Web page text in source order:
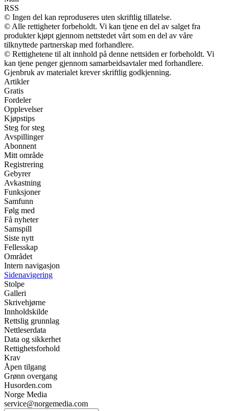
RSS
© Ingen del kan reproduseres uten skriftlig tillatelse.
© Alle rettigheter forbeholdt. Vi kan tjene en del av salget fra
produkter kjøpt gjennom nettstedet vårt som en del av våre
tilknyttede partnerskap med forhandlere.
© Rettighetene til alt innhold på denne nettsiden er forbeholdt. Vi
kan tjene penger gjennom samarbeidsavtaler med forhandlere.
Gjenbruk av materialet krever skriftlig godkjenning.
Artikler
Gratis
Fordeler
Opplevelser
Kjøpstips
Steg for steg
Avspillinger
Abonnent
Mitt område
Registrering
Gebyrer
Avkastning
Funksjoner
Samfunn
Følg med
Få nyheter
Samspill
Siste nytt
Fellesskap
Området
Intern navigasjon
Sidenavigering
Stolpe
Galleri
Skrivehjørne
Innholdskilde
Rettslig grunnlag
Nettleserdata
Data og sikkerhet
Rettighetsforhold
Krav
Åpen tilgang
Grønn overgang
Husorden.com
Norge Media
service@norgemedia.com